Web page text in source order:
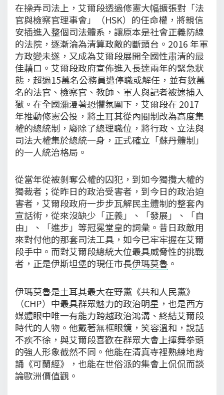
在操弄司法上，艾爾段透過修憲大幅擴張對「法
官與檢察官理事會」（HSK）的任命權，將親信
安插進入整個司法體系，讓原本是社會正義防線
的法院，逐漸淪為清算政敵的斷頭台。2016 年軍
方政變未遂，又成為艾爾段展開全國性肅清的最
佳藉口。艾爾段政府宣佈進入長達兩年的緊急狀
態，超過15萬名公務員遭停職或解任，並有數萬
名的法官、檢察官、教師、軍人與記者被逮捕入
獄。在全國瀰漫著恐懼氛圍下，艾爾段在 2017
年推動修憲公投，將土耳其從內閣制改為高度集
權的總統制，廢除了總理職位，將行政、立法與
司法大權集於總統一身，正式確立「蘇丹體制」
的一人統治格局。
從當年從被剝奪公權的囚犯，到如今獨攬大權的
獨裁者；從昨日的政治受害者，到今日的政治迫
害者，艾爾段政府一步步瓦解民主體制的整套內
宣話術，從來沒缺少「正義」、「發展」、「自
由」、「進步」等冠冕堂皇的詞彙。昔日政敵用
來對付他的那套司法工具，如今已牢牢握在艾爾
段手中。而對艾爾段總統大位最具威脅性的挑戰
者，正是伊斯坦堡的現任市長伊瑪莫魯 。
伊瑪莫魯是土耳其最大在野黨《共和人民黨》
（CHP）中最具群眾魅力的政治明星，也是西方
媒體眼中唯一有能力跨越政治鴻溝、終結艾爾段
時代的人物。他戴著無框眼鏡，笑容溫和，說話
不疾不徐，與艾爾段喜歡在群眾大會上揮舞拳頭
的強人形象截然不同。他能在清真寺裡熟練地背
誦《可蘭經》，也能在世俗派的集會上侃侃而談
論歐洲價值觀。